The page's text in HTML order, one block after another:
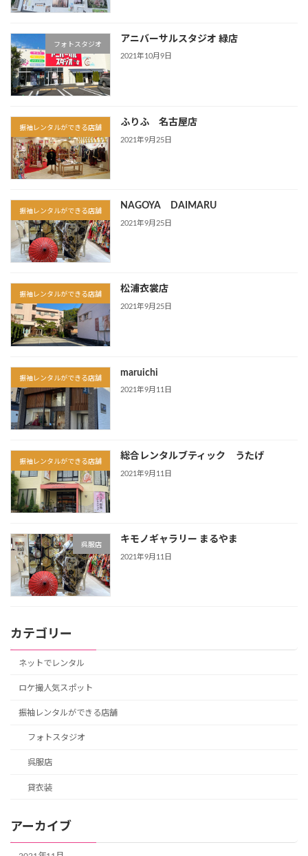
フォトスタジオ
アニバーサルスタジオ 緑店
2021年10月9日
振袖レンタルができる店舗
ふりふ 名古屋店
2021年9月25日
振袖レンタルができる店舗
NAGOYA DAIMARU
2021年9月25日
振袖レンタルができる店舗
松浦衣裳店
2021年9月25日
振袖レンタルができる店舗
maruichi
2021年9月11日
振袖レンタルができる店舗
総合レンタルブティック うたげ
2021年9月11日
呉服店
キモノギャラリー まるやま
2021年9月11日
カテゴリー
ネットでレンタル
ロケ撮人気スポット
振袖レンタルができる店舗
フォトスタジオ
呉服店
貸衣装
アーカイブ